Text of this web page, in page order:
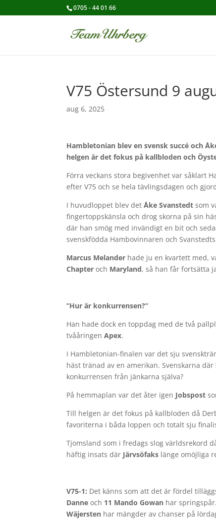
0705 - 44 01 66
V75 Östersund 9
aug 6, 2025
Hambletonian blev en svensk succé och
helgen är det fokus på kallbloden och
Förra veckans stora begivenhet var såklart
efter V75 och se hela tävlingsdagen och
I huvudloppet blev detÅke Svanstedtsom
fingertoppskänsla och drog skorna på sin
där han smög med invändigt en bit och
svenskfödda Hambovinnaren och
Marcus Melander hade ju en kvartett med,
Chapteroch Maryland, så han får fortsätta
”Hur är konkurrensen?”
Han hade dock en toppdag med de två
tvååringenApex.
I Hambletonian-finalen var det sju
häst tränad av en amerikan. Svenskarna
konkurrensen från jänkarna själva?
På hemmaplan var det åter igen Jobspost
Till helgen är det fokus på kallbloden då
favoriterna i båda loppen och totalt sju
Tjomsland som i fredags slog världsrekord
häftig insats där Järvsöfaks länge omöjliga
V75-1: Det känns som att det är fördel
Danneoch 11 Mando Gowan har
Wäjersten har mängder av chanser på